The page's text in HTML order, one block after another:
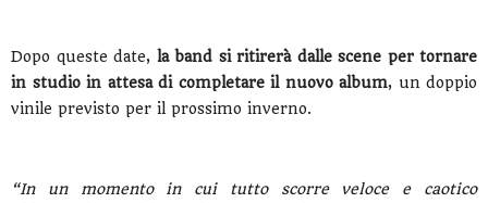
Dopo queste date, la band si ritirerà dalle scene per tornare
in studio in attesa di completare il nuovo album, un doppio
vinile previsto per il prossimo inverno.
“In un momento in cui tutto scorre veloce e caotico